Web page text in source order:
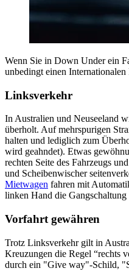
Wenn Sie in Down Under ein
unbedingt einen Internationalen
Linksverkehr
In Australien und Neuseeland
überholt. Auf mehrspurigen
halten und lediglich zum
wird geahndet). Etwas
rechten Seite des Fahrzeugs
und Scheibenwischer
Mietwagen fahren mit
linken Hand die Gangschaltung
Vorfahrt gewähren
Trotz Linksverkehr gilt in
Kreuzungen die Regel “rechts
durch ein "Give way"-Schild,